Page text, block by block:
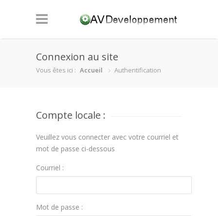
Connexion au site
Vous êtes ici : Accueil Authentification
Compte locale :
Veuillez vous connecter avec votre courriel et
mot de passe ci-dessous
Courriel :
Mot de passe :